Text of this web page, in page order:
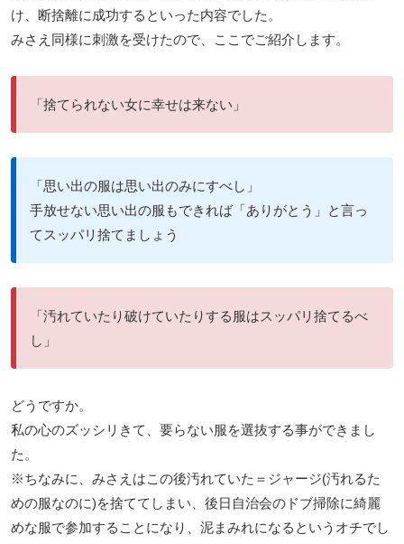
け、断捨離に成功するといった内容でした。
みさえ同様に刺激を受けたので、ここでご紹介します。
「捨てられない女に幸せは来ない」
「思い出の服は思い出のみにすべし」
手放せない思い出の服もできれば「ありがとう」と言っ
てスッパリ捨てましょう
「汚れていたり破けていたりする服はスッパリ捨てるべ
し」
どうですか。
私の心のズッシリきて、要らない服を選抜する事ができまし
た。
※ちなみに、みさえはこの後汚れていた＝ジャージ(汚れるた
めの服なのに)を捨ててしまい、後日自治会のドブ掃除に綺麗
めな服で参加することになり、泥まみれになるというオチでし